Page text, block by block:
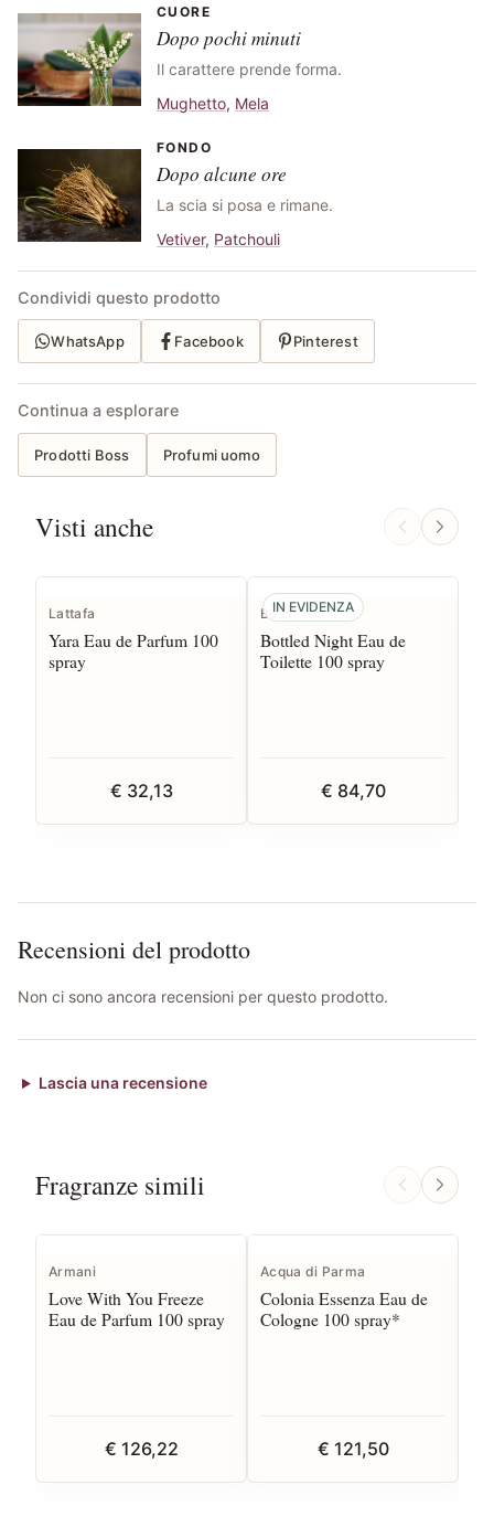
CUORE
Dopo pochi minuti
Il carattere prende forma.
Mughetto, Mela
FONDO
Dopo alcune ore
La scia si posa e rimane.
Vetiver, Patchouli
Condividi questo prodotto
WhatsApp Facebook Pinterest
Continua a esplorare
Prodotti Boss Profumi uomo
Visti anche
Lattafa
Yara Eau de Parfum 100
spray
€ 32,13
IN EVIDENZA
Boss
Bottled Night Eau de
Toilette 100 spray
€ 84,70
Recensioni del prodotto
Non ci sono ancora recensioni per questo prodotto.
Lascia una recensione
Fragranze simili
Armani
Love With You Freeze
Eau de Parfum 100 spray
€ 126,22
Acqua di Parma
Colonia Essenza Eau de
Cologne 100 spray*
€ 121,50